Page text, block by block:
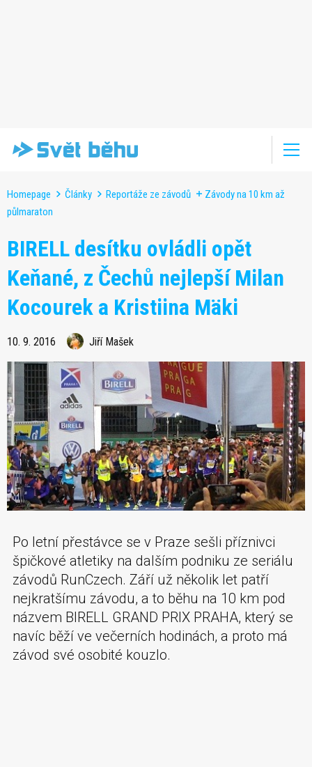
Homepage Články Reportáže ze závodů
Závody na 10 km až
půlmaraton
BIRELL desítku ovládli opět
Keňané, z Čechů nejlepší Milan
Kocourek a Kristiina Mäki
10. 9. 2016 Jiří Mašek
Po letní přestávce se v Praze sešli příznivci
špičkové atletiky na dalším podniku ze seriálu
závodů RunCzech. Září už několik let patří
nejkratšímu závodu, a to běhu na 10 km pod
názvem BIRELL GRAND PRIX PRAHA, který se
navíc běží ve večerních hodinách, a proto má
závod své osobité kouzlo.